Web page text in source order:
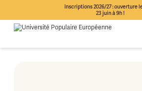
Inscriptions 2026/27 : ouverture
23 juin à 9h !